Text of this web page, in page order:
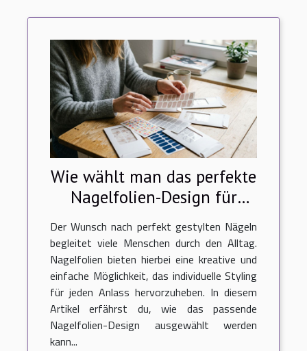
Wie wählt man das perfekte
Nagelfolien-Design für
jeden Anlass?
Der Wunsch nach perfekt gestylten Nägeln
begleitet viele Menschen durch den Alltag.
Nagelfolien bieten hierbei eine kreative und
einfache Möglichkeit, das individuelle Styling
für jeden Anlass hervorzuheben. In diesem
Artikel erfährst du, wie das passende
Nagelfolien-Design ausgewählt werden
kann...